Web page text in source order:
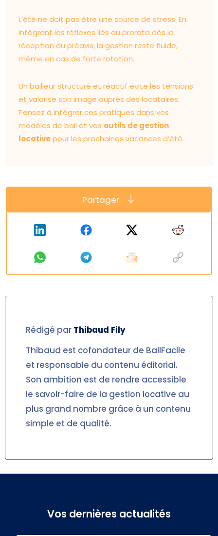
L’été ne doit pas être une source de stress. En
intégrant les réflexes liés au prorata dès la
réception du préavis, la gestion reste fluide,
même en cas de forte rotation.
Un bailleur structuré et réactif évite les tensions
et valorise son image auprès des locataires.
Pensez à intégrer ces pratiques dans vos
modèles de bail et vos outils de gestion
locativepour les prochaines vacances d’été.
Partager
Rédigé par Thibaud Fily
Thibaud est cofondateur de BailFacile
et responsable du contenu éditorial.
Son ambition est de rendre accessible
le savoir-faire de la gestion locative au
plus grand nombre grâce à un contenu
simple et de qualité.
Vos dernières actualités